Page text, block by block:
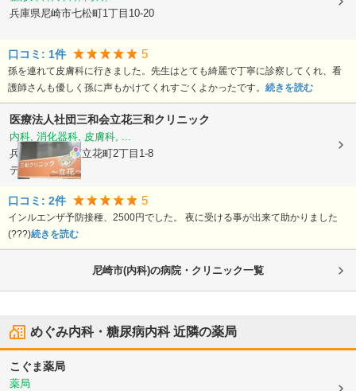
兵庫県尼崎市七松町1丁目10-20
口コミ: 1件 5
孫を連れて皮膚科に行きました。先生はとても綺麗で丁寧に診察してくれ、看
護師さんも優しく孫に声もかけてくれすごくよかったです。 続きを読む
医療法人社団三和会立花三和クリニック
内科, 消化器科, 皮膚科, ...
兵庫県尼崎市西立花町2丁目1-8
デュオ立花
口コミ: 2件 5
インルエンザ予防接種、2500円でした。 夜に受ける事が出来て助かりました
(???)続きを読む
尼崎市(内科)の病院・クリニック一覧
めぐみ内科・糖尿病内科近隣の薬局
こぐま薬局
薬局